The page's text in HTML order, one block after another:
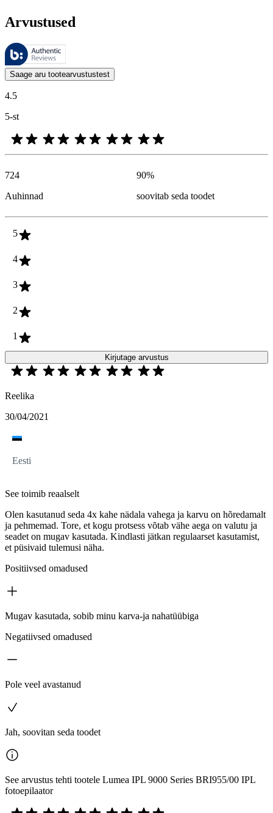
Arvustused
Neid arvustusi haldab Bazaarvoice ja need vastavad Bazaarvoice’i
Kliendi arvamused toodete ja tärnihinnangute kujul on kasulikud
Saage aru tootearvustustest
4.5
5-st
724
Auhinnad
90%
soovitab seda toodet
5
4
3
2
1
Kirjutage arvustus
Reelika
30/04/2021
Eesti
See toimib reaalselt
Olen kasutanud seda 4x kahe nädala vahega ja karvu on hõredamalt
ja pehmemad. Tore, et kogu protsess võtab vähe aega on valutu ja
seadet on mugav kasutada. Kindlasti jätkan regulaarset kasutamist,
et püsivaid tulemusi näha.
Positiivsed omadused
Mugav kasutada, sobib minu karva-ja nahatüübiga
Negatiivsed omadused
Pole veel avastanud
Jah, soovitan seda toodet
See arvustus tehti tootele Lumea IPL 9000 Series BRI955/00 IPL
fotoepilaator